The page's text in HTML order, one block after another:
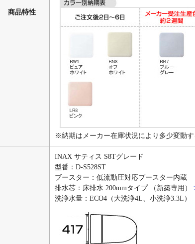
商品特性
※納期はメーカー在庫状況により多少変動す
INAX サティス S8Tグレード
型番：D-S528ST
ブースター：低流動圧対応ブースター内蔵
排水芯：床排水 200mmタイプ （新築専用）
洗浄水量：ECO4（大洗浄4L、小洗浄3.3L）